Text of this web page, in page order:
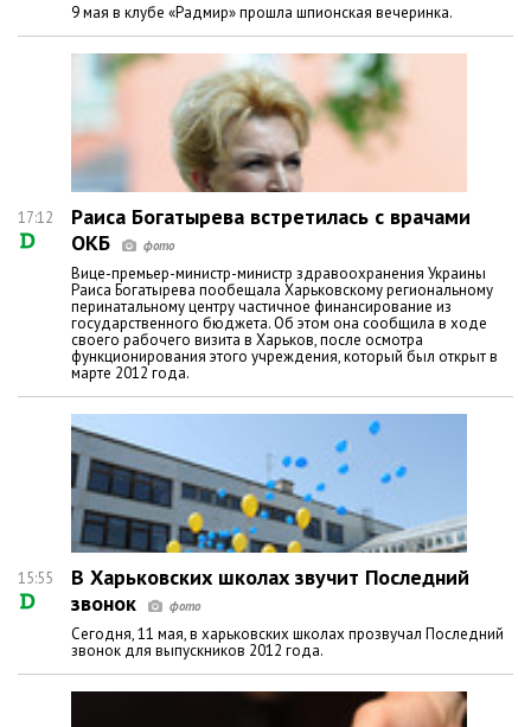
9 мая в клубе «Радмир» прошла шпионская вечеринка.
17:12
Раиса Богатырева встретилась с врачами
ОКБ
Вице-премьер-министр-министр здравоохранения Украины
Раиса Богатырева пообещала Харьковскому региональному
перинатальному центру частичное финансирование из
государственного бюджета. Об этом она сообщила в ходе
своего рабочего визита в Харьков, после осмотра
функционирования этого учреждения, который был открыт в
марте 2012 года.
15:55
В Харьковских школах звучит Последний
звонок
Сегодня, 11 мая, в харьковских школах прозвучал Последний
звонок для выпускников 2012 года.